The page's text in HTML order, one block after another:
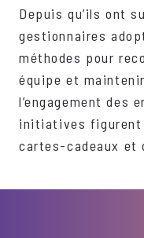
Depuis qu’ils ont
gestionnaires
méthodes pour
équipe et
l’engagement des
initiatives figurent
cartes-cadeaux et